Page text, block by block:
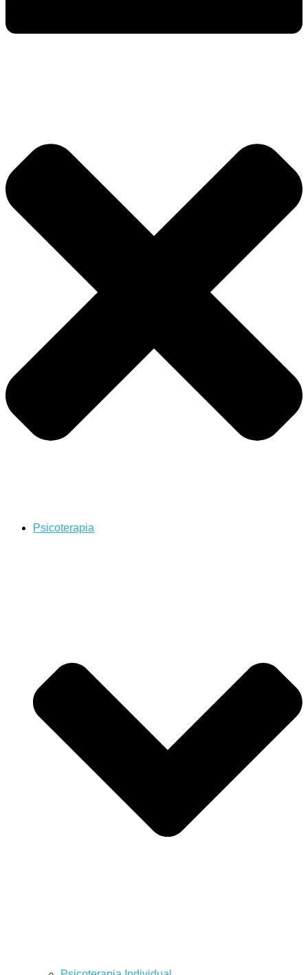
Psicoterapia